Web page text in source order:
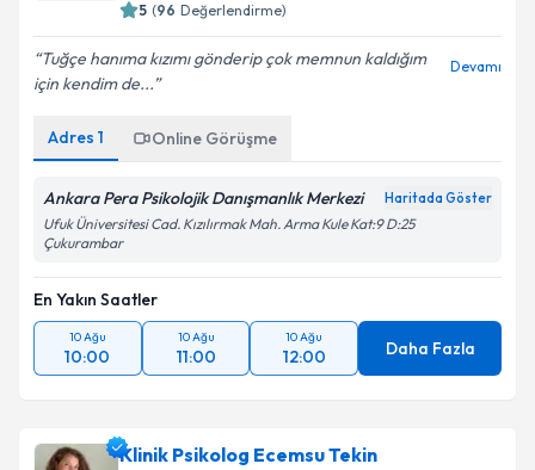
5 (96 Değerlendirme)
Tuğçe hanıma kızımı gönderip çok memnun kaldığım
için kendim de...
Devamı
Adres 1 Online Görüşme
Ankara Pera Psikolojik Danışmanlık Merkezi Haritada Göster
Ufuk Üniversitesi Cad. Kızılırmak Mah. Arma Kule Kat:9 D:25
Çukurambar
En Yakın Saatler
10 Ağu
10:00
10 Ağu
11:00
10 Ağu
12:00 Daha Fazla
Klinik Psikolog Ecemsu Tekin